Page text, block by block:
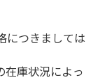
につきましては
庫状況によっ